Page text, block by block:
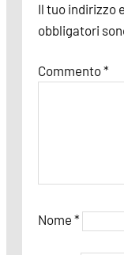
Il tuo indirizzo
obbligatori
Commento*
Nome *